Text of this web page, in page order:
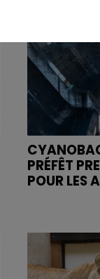
PRÉFÊT
POUR LES